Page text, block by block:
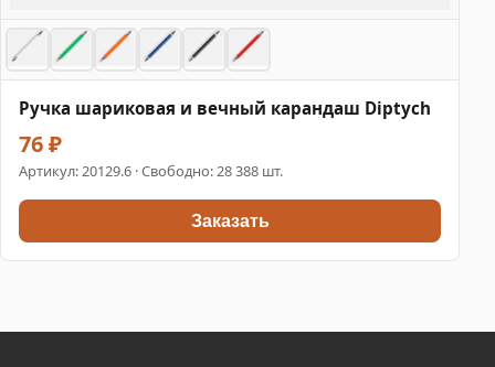
Ручка шариковая и вечный карандаш Diptych
76 ₽
Артикул:20129.6 · Свободно: 28 388 шт.
Заказать